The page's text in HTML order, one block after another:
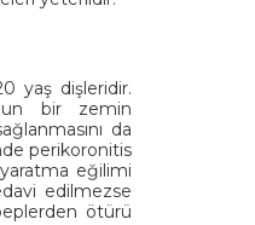
yaş dişleridir.
bir zemin
da
perikoronitis
eğilimi
edilmezse
ötürü